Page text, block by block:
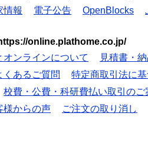
情報 電子公告 OpenBlocks
online.plathome.co.jp/
オンラインについて
見積書・
くあるご質問
特定商取引法に
校費・公費・科研費払い取引のご
様からの声 ご注文の取り消し